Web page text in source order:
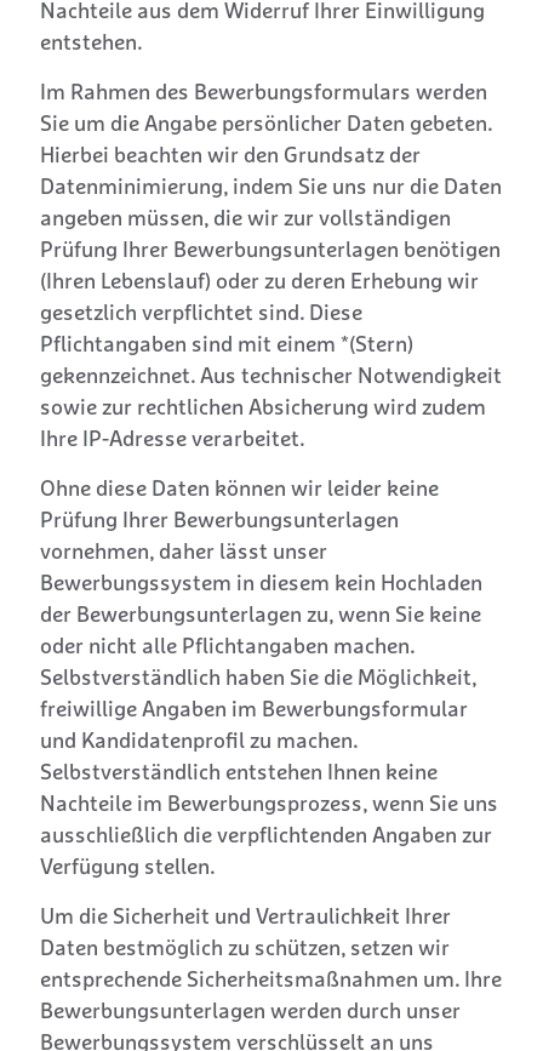
Nachteile aus dem Widerruf Ihrer Einwilligung
entstehen.
Im Rahmen des Bewerbungsformulars werden
Sie um die Angabe persönlicher Daten gebeten.
Hierbei beachten wir den Grundsatz der
Datenminimierung, indem Sie uns nur die Daten
angeben müssen, die wir zur vollständigen
Prüfung Ihrer Bewerbungsunterlagen benötigen
(Ihren Lebenslauf) oder zu deren Erhebung wir
gesetzlich verpflichtet sind. Diese
Pflichtangaben sind mit einem *(Stern)
gekennzeichnet. Aus technischer Notwendigkeit
sowie zur rechtlichen Absicherung wird zudem
Ihre IP-Adresse verarbeitet.
Ohne diese Daten können wir leider keine
Prüfung Ihrer Bewerbungsunterlagen
vornehmen, daher lässt unser
Bewerbungssystem in diesem kein Hochladen
der Bewerbungsunterlagen zu, wenn Sie keine
oder nicht alle Pflichtangaben machen.
Selbstverständlich haben Sie die Möglichkeit,
freiwillige Angaben im Bewerbungsformular
und Kandidatenprofil zu machen.
Selbstverständlich entstehen Ihnen keine
Nachteile im Bewerbungsprozess, wenn Sie uns
ausschließlich die verpflichtenden Angaben zur
Verfügung stellen.
Um die Sicherheit und Vertraulichkeit Ihrer
Daten bestmöglich zu schützen, setzen wir
entsprechende Sicherheitsmaßnahmen um. Ihre
Bewerbungsunterlagen werden durch unser
Bewerbungssystem verschlüsselt an uns